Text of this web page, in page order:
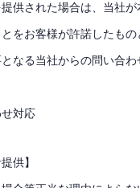
供された場合は、当社
をお客様が許諾したもの
となる当社からの問い合
せ対応
供】